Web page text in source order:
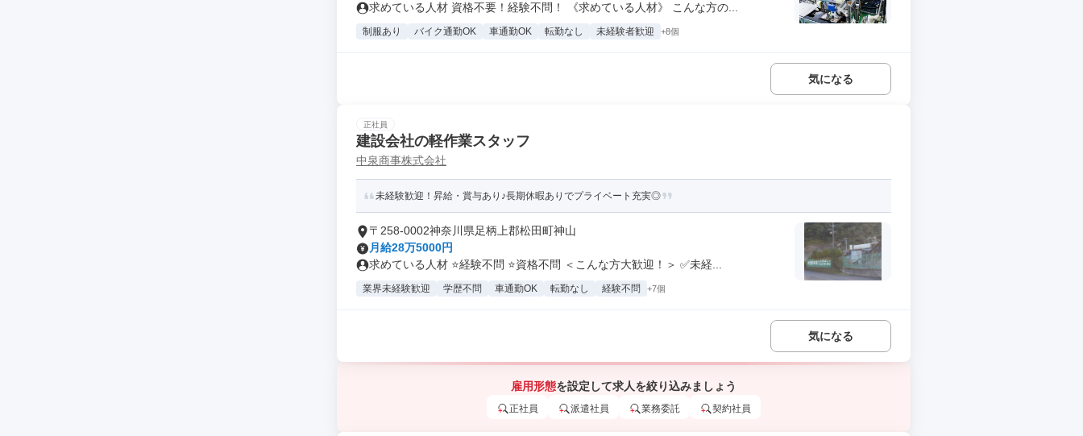
求めている人材 資格不要！経験不問！ 《求めている人材》 こんな方の...
制服あり バイク通勤OK 車通勤OK 転勤なし 未経験者歓迎 +8個
気になる
正社員
建設会社の軽作業スタッフ
中泉商事株式会社
未経験歓迎！昇給・賞与あり♪長期休暇ありでプライベート充実◎
〒258-0002神奈川県足柄上郡松田町神山
月給28万5000円
求めている人材 ⭐経験不問 ⭐資格不問 ＜こんな方大歓迎！＞ ✅未経...
業界未経験歓迎 学歴不問 車通勤OK 転勤なし 経験不問 +7個
気になる
雇用形態を設定して求人を絞り込みましょう
正社員 派遣社員 業務委託 契約社員